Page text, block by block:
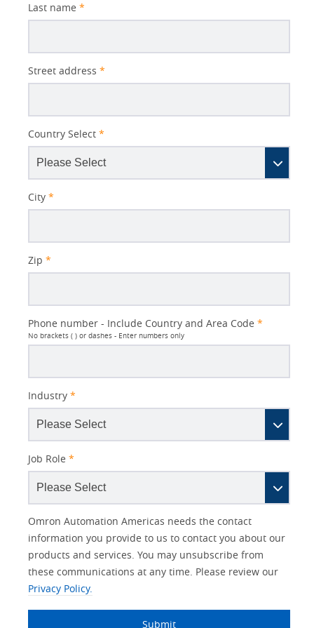
Last name *
Street address *
Country Select *
City *
Zip *
Phone number - Include Country and Area Code *
No brackets ( ) or dashes - Enter numbers only
Industry *
Job Role *
Other
Lead
Source
Lead
Source
Detail
Status
Opt-in
Marketing
No
Yes
I
am
an
Your
Role
Product Family
Interest
Automation
Components
Solutions Interest
IO Link
Panel Building
Quality Control
Omron Automation Americas needs the contact
information you provide to us to contact you about our
products and services. You may unsubscribe from
these communications at any time. Please review our
Privacy Policy.
Submit